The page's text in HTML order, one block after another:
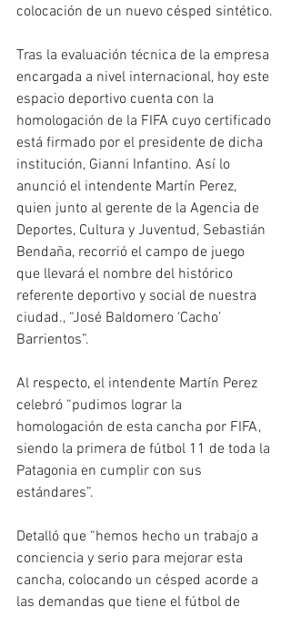
colocación de un nuevo césped sintético.
Tras la evaluación técnica de la empresa
encargada a nivel internacional, hoy este
espacio deportivo cuenta con la
homologación de la FIFA cuyo certificado
está firmado por el presidente de dicha
institución, Gianni Infantino. Así lo
anunció el intendente Martín Perez,
quien junto al gerente de la Agencia de
Deportes, Cultura y Juventud, Sebastián
Bendaña, recorrió el campo de juego
que llevará el nombre del histórico
referente deportivo y social de nuestra
ciudad., “José Baldomero ‘Cacho’
Barrientos”.
Al respecto, el intendente Martín Perez
celebró “pudimos lograr la
homologación de esta cancha por FIFA,
siendo la primera de fútbol 11 de toda la
Patagonia en cumplir con sus
estándares”.
Detalló que “hemos hecho un trabajo a
conciencia y serio para mejorar esta
cancha, colocando un césped acorde a
las demandas que tiene el fútbol de